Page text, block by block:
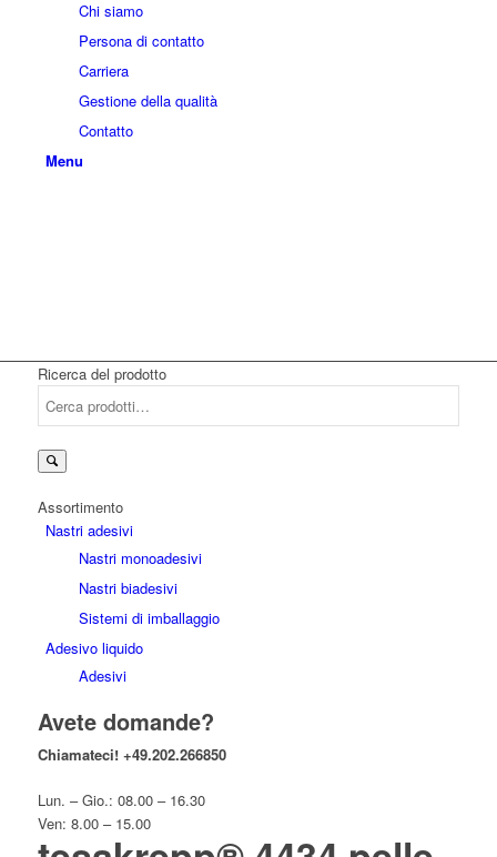
Chi siamo
Persona di contatto
Carriera
Gestione della qualità
Contatto
Menu
Ricerca del prodotto
Assortimento
Nastri adesivi
Nastri monoadesivi
Nastri biadesivi
Sistemi di imballaggio
Adesivo liquido
Adesivi
Avete domande?
Chiamateci! +49.202.266850
Lun. – Gio.: 08.00 – 16.30
Ven: 8.00 – 15.00